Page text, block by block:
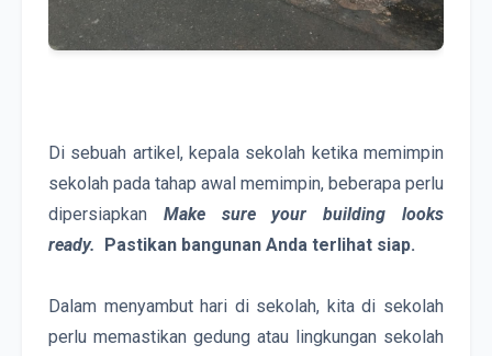
Di sebuah artikel, kepala sekolah ketika memimpin
sekolah pada tahap awal memimpin, beberapa perlu
dipersiapkan
Make sure your building looks
ready. Pastikan bangunan Anda terlihat siap.
Dalam menyambut hari di sekolah, kita di sekolah
perlu memastikan gedung atau lingkungan sekolah